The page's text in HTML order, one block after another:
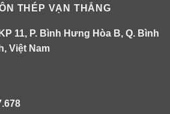
THÉP VẠN THẮNG
11, P. Bình Hưng Hòa B, Q. Bình
Việt Nam